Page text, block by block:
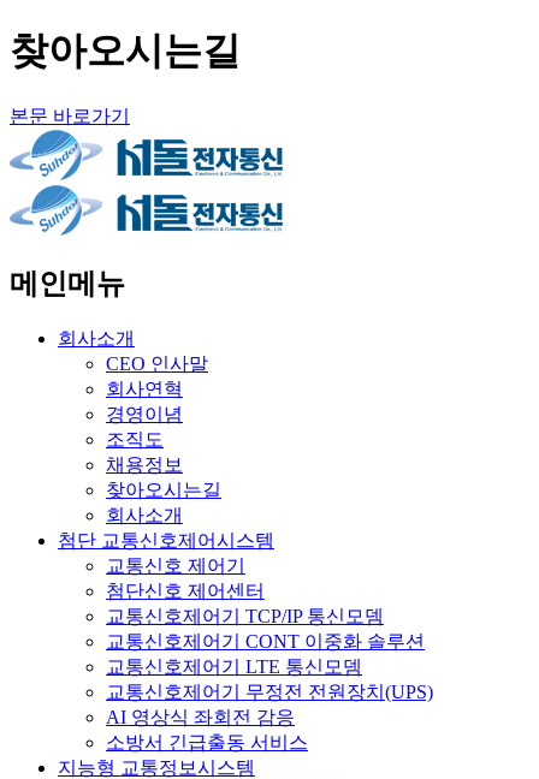
찾아오시는길
본문 바로가기
메인메뉴
회사소개
CEO 인사말
회사연혁
경영이념
조직도
채용정보
찾아오시는길
회사소개
첨단 교통신호제어시스템
교통신호 제어기
첨단신호 제어센터
교통신호제어기 TCP/IP 통신모뎀
교통신호제어기 CONT 이중화 솔루션
교통신호제어기 LTE 통신모뎀
교통신호제어기 무정전 전원장치(UPS)
AI 영상식 좌회전 감응
소방서 긴급출동 서비스
지능형 교통정보시스템